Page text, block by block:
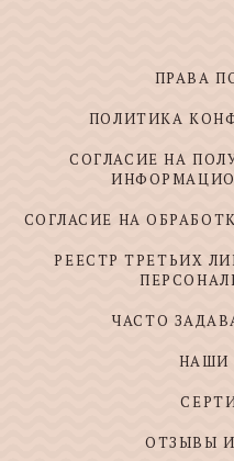
ПРАВА
ПОЛИТИКА
СОГЛАСИЕ НА
СОГЛАСИЕ НА
РЕЕСТР ТРЕТЬИХ
ЧАСТО
НАШИ
ОТЗЫВЫ